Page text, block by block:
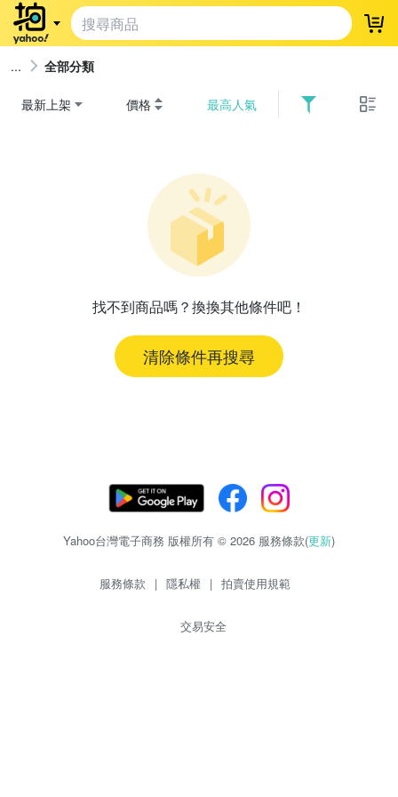
登
全部分類
最新上架 價格 最高人氣
找不到商品嗎？換換其他條件吧！
清除條件再搜尋
Yahoo台灣電子商務 版權所有 © 2026 服務條款(更新)
服務條款 | 隱私權 | 拍賣使用規範
交易安全